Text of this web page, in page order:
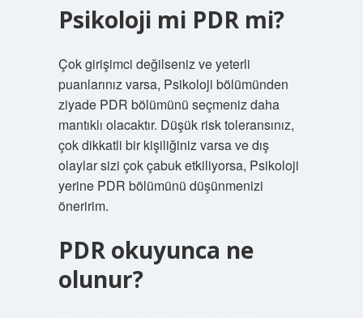
Psikoloji mi PDR mi?
Çok girişimci değilseniz ve yeterli
puanlarınız varsa, Psikoloji bölümünden
ziyade PDR bölümünü seçmeniz daha
mantıklı olacaktır. Düşük risk toleransınız,
çok dikkatli bir kişiliğiniz varsa ve dış
olaylar sizi çok çabuk etkiliyorsa, Psikoloji
yerine PDR bölümünü düşünmenizi
öneririm.
PDR okuyunca ne
olunur?